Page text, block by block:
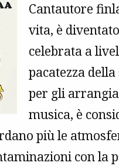
Cantautore
vita, è
celebrata a
pacatezza
per gli
musica, è
più le
con la